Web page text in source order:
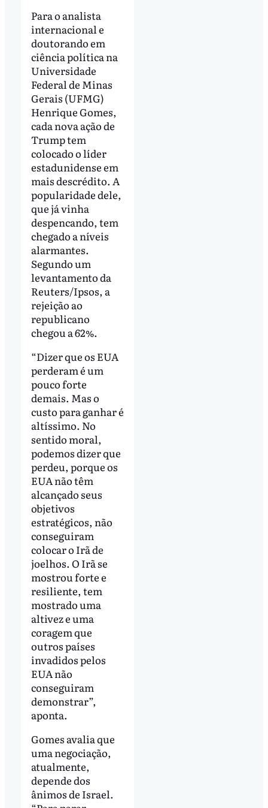
Para o analista
internacional e
doutorando em
ciência política na
Universidade
Federal de Minas
Gerais (UFMG)
Henrique Gomes,
cada nova ação de
Trump tem
colocado o líder
estadunidense em
mais descrédito. A
popularidade dele,
que já vinha
despencando, tem
chegado a níveis
alarmantes.
Segundo um
levantamento da
Reuters/Ipsos, a
rejeição ao
republicano
chegou a 62%.
“Dizer que os EUA
perderam é um
pouco forte
demais. Mas o
custo para ganhar é
altíssimo. No
sentido moral,
podemos dizer que
perdeu, porque os
EUA não têm
alcançado seus
objetivos
estratégicos, não
conseguiram
colocar o Irã de
joelhos. O Irã se
mostrou forte e
resiliente, tem
mostrado uma
altivez e uma
coragem que
outros países
invadidos pelos
EUA não
conseguiram
demonstrar”,
aponta.
Gomes avalia que
uma negociação,
atualmente,
depende dos
ânimos de Israel.